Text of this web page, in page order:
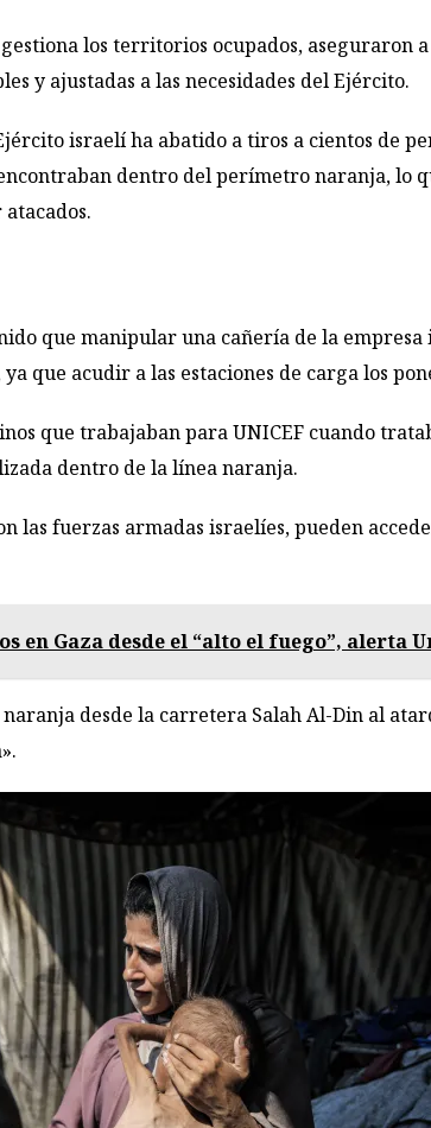
los territorios ocupados, aseguraron
y ajustadas a las necesidades del Ejército.
israelí ha abatido a tiros a cientos de
dentro del perímetro naranja, lo
que manipular una cañería de la
que acudir a las estaciones de carga los
que trabajaban para UNICEF cuando
dentro de la línea naranja.
las fuerzas armadas israelíes, pueden
en Gaza desde el “alto el fuego”, alerta
desde la carretera Salah Al-Din al